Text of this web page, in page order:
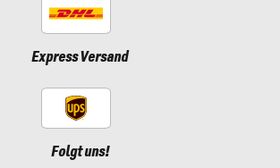
Express Versand
Folgt uns!